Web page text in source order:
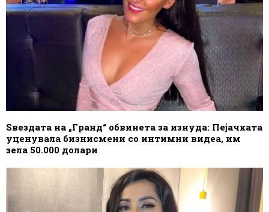
Ѕвездата на „Гранд“ обвинета за изнуда: Пејачката
уценувала бизнисмени со интимни видеа, им
зела 50.000 долари